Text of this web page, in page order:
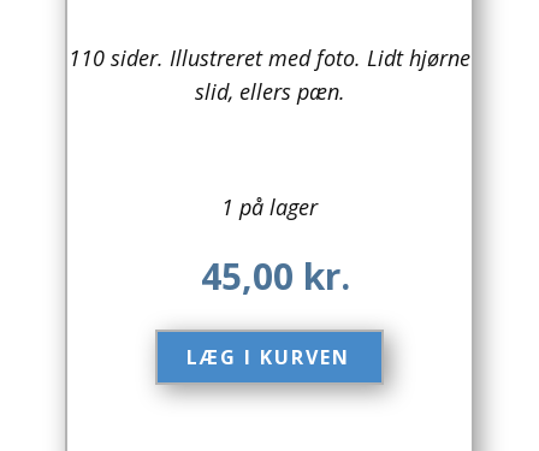
Arkæologi
Biografier / Erindringer
Børn / Unge
Børnebøger
110 sider. Illustreret med foto. Lidt hjørne
slid, ellers pæn.
1 på lager
45,00 kr.
LÆG I KURVEN​